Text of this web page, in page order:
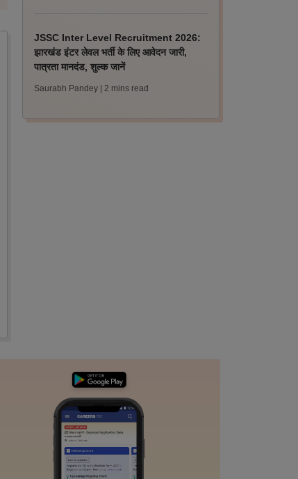
JSSC Inter Level Recruitment 2026:
झारखंड इंटर लेवल भर्ती के लिए आवेदन जारी,
पात्रता मानदंड, शुल्क जानें
Saurabh Pandey | 2 mins read